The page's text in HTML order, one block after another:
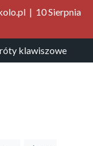
| 10 Sierpnia
klawiszowe